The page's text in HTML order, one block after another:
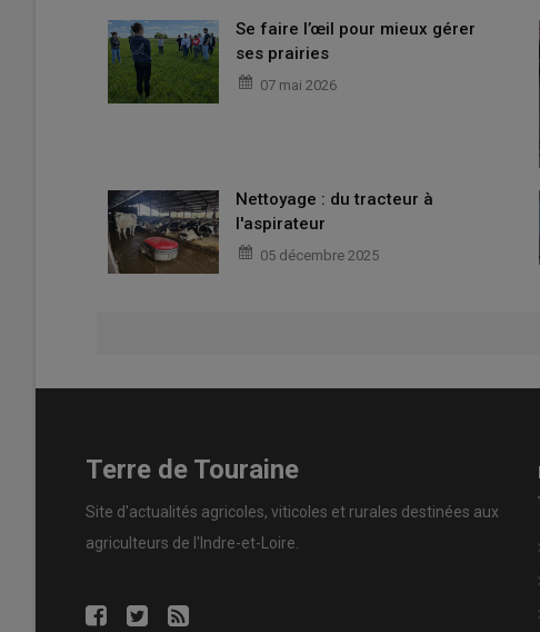
Se faire l’œil pour mieux gérer
ses prairies
07 mai 2026
Nettoyage : du tracteur à
l'aspirateur
05 décembre 2025
Terre de Touraine
Site d'actualités agricoles, viticoles et rurales destinées aux
agriculteurs de l'Indre-et-Loire.